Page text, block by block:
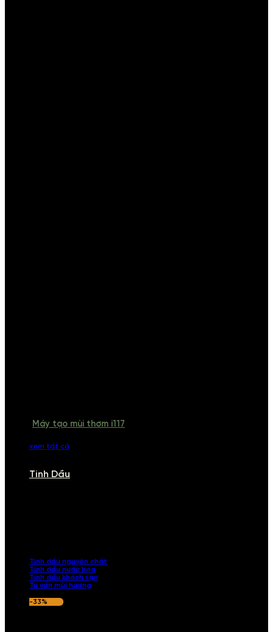
Máy tạo mùi thơm i117
xem tất cả
Tinh Dầu
Tinh dầu nguyên chất
Tinh dầu nước hoa
Tinh dầu khách sạn
Tư vấn mùi hương
-33%